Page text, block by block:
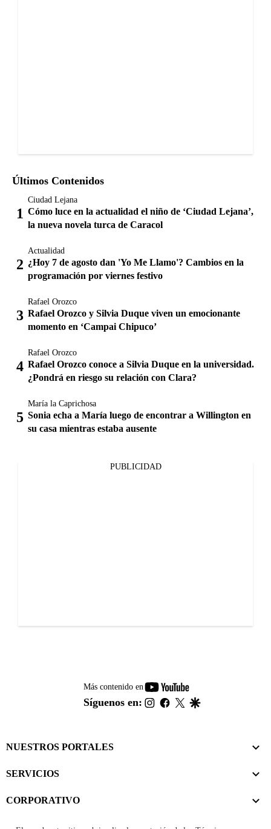
Últimos Contenidos
Ciudad Lejana
Cómo luce en la actualidad el niño de ‘Ciudad Lejana’,
la nueva novela turca de Caracol
Actualidad
¿Hoy 7 de agosto dan 'Yo Me Llamo'? Cambios en la
programación por viernes festivo
Rafael Orozco
Rafael Orozco y Silvia Duque viven un emocionante
momento en ‘Campai Chipuco’
Rafael Orozco
Rafael Orozco conoce a Silvia Duque en la universidad.
¿Pondrá en riesgo su relación con Clara?
María la Caprichosa
Sonia echa a María luego de encontrar a Willington en
su casa mientras estaba ausente
PUBLICIDAD
Más contenido en
youtube-
footer
Síguenos en: instagram
facebook
twitter
NUESTROS PORTALES
SERVICIOS
CORPORATIVO